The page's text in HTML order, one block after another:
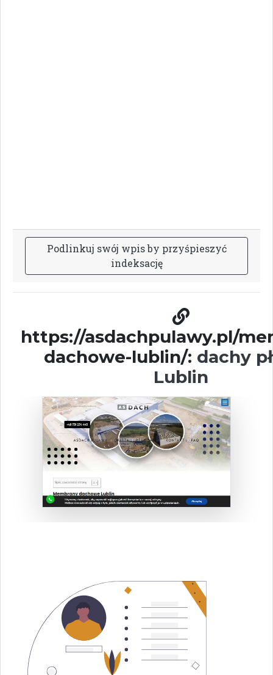
Podlinkuj swój wpisby przyśpieszyć
indeksację
https://asdachpulawy.pl/
dachowe-lublin/: dachy
Lublin